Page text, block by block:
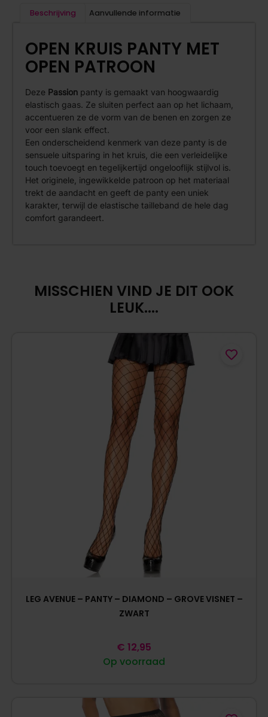
Beschrijving Aanvullende informatie
OPEN KRUIS PANTY MET
OPEN PATROON
Deze Passion panty is gemaakt van hoogwaardig
elastisch gaas. Ze sluiten perfect aan op het lichaam,
accentueren ze de vorm van de benen en zorgen ze
voor een slank effect.
Een onderscheidend kenmerk van deze panty is de
sensuele uitsparing in het kruis, die een verleidelijke
touch toevoegt en tegelijkertijd ongelooflijk stijlvol is.
Het originele, ingewikkelde patroon op het materiaal
trekt de aandacht en geeft de panty een uniek
karakter, terwijl de elastische tailleband de hele dag
comfort garandeert.
MISSCHIEN VIND JE DIT OOK
LEUK....
LEG AVENUE – PANTY – DIAMOND – GROVE VISNET –
ZWART
Op voorraad
€ 12,95